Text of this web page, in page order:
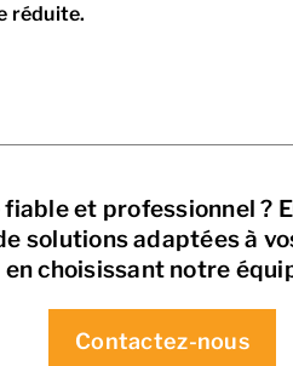
réduite.
et professionnel ?
solutions adaptées à
en choisissant notre
Contactez-nous